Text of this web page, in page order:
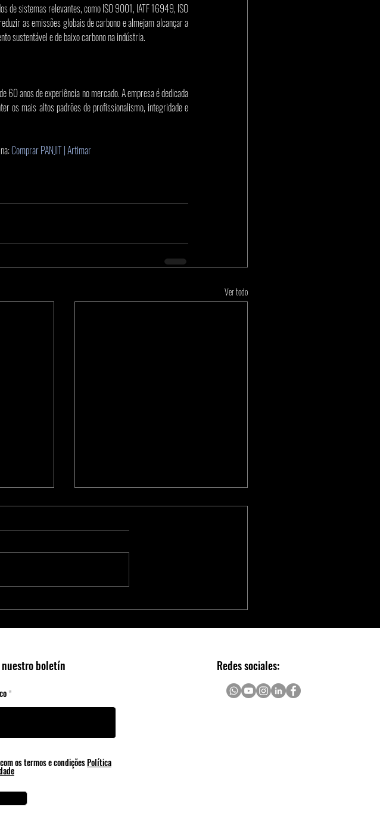
de sistemas relevantes, como ISO 9001, IATF 16949, ISO
as emissões globais de carbono e almejam alcançar a
sustentável e de baixo carbono na indústria.
60 anos de experiência no mercado. A empresa é dedicada
os mais altos padrões de profissionalismo, integridade e
Comprar PANJIT | Artimar
Ver todo
A nova geração de Diodos de
boletín
os termos e condiçõesPolítica
Redes sociales: